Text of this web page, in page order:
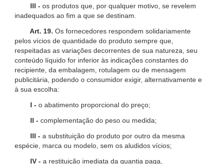
III - os produtos que, por qualquer motivo, se revelem
inadequados ao fim a que se destinam.
Art. 19. Os fornecedores respondem solidariamente
pelos vícios de quantidade do produto sempre que,
respeitadas as variações decorrentes de sua natureza, seu
conteúdo líquido for inferior às indicações constantes do
recipiente, da embalagem, rotulagem ou de mensagem
publicitária, podendo o consumidor exigir, alternativamente e
à sua escolha:
I - o abatimento proporcional do preço;
II - complementação do peso ou medida;
III - a substituição do produto por outro da mesma
espécie, marca ou modelo, sem os aludidos vícios;
IV - a restituição imediata da quantia paga,